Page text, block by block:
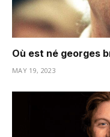
Où est né georges
MAY 19, 2023